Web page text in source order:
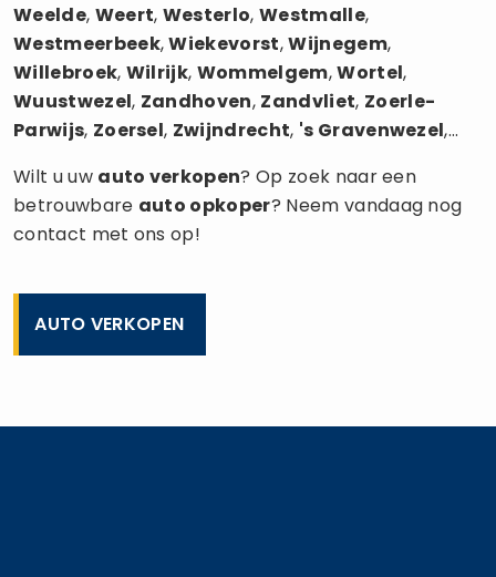
Weelde, Weert, Westerlo,Westmalle,
Westmeerbeek,Wiekevorst,Wijnegem,
Willebroek, Wilrijk, Wommelgem,Wortel,
Wuustwezel, Zandhoven, Zandvliet, Zoerle-
Parwijs, Zoersel, Zwijndrecht, 's Gravenwezel,...
Wilt u uw auto verkopen? Op zoek naar een
betrouwbare auto opkoper? Neem vandaag nog
contact met ons op!
AUTO VERKOPEN